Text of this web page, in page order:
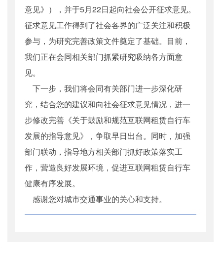
意见》），并于5月22日起向社会公开征求意见。
征求意见工作得到了社会各界的广泛关注和积极
参与，为研究完善政策文件奠定了基础。目前，
我们正在会同相关部门抓紧研究吸纳各方面意
见。
下一步，我们将会同有关部门进一步深化研
究，结合您的建议和向社会征求意见情况，进一
步修改完善《关于鼓励和规范互联网租赁自行车
发展的指导意见》，争取早日出台。同时，加强
部门联动，指导地方相关部门抓好政策落实工
作，营造良好发展环境，促进互联网租赁自行车
健康有序发展。
感谢您对城市交通事业的关心和支持。